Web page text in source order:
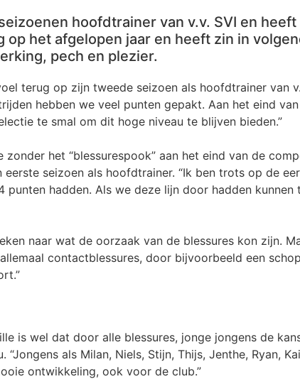
hoofdtrainer van v.v. SVI en
het afgelopen jaar en heeft zin in
pech en plezier.
terug op zijn tweede seizoen als hoofdtrainer van
hebben we veel punten gepakt. Aan het eind
te smal om dit hoge niveau te blijven bieden.”
het “blessurespook” aan het eind van de
seizoen als hoofdtrainer. “Ik ben trots op de
hadden. Als we deze lijn door hadden
naar wat de oorzaak van de blessures kon zijn.
contactblessures, door bijvoorbeeld een
is wel dat door alle blessures, jonge jongens de
als Milan, Niels, Stijn, Thijs, Jenthe, Ryan,
ontwikkeling, ook voor de club.”